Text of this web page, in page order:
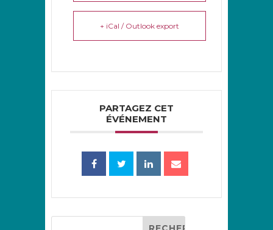
+ iCal / Outlook export
PARTAGEZ CET
ÉVÉNEMENT